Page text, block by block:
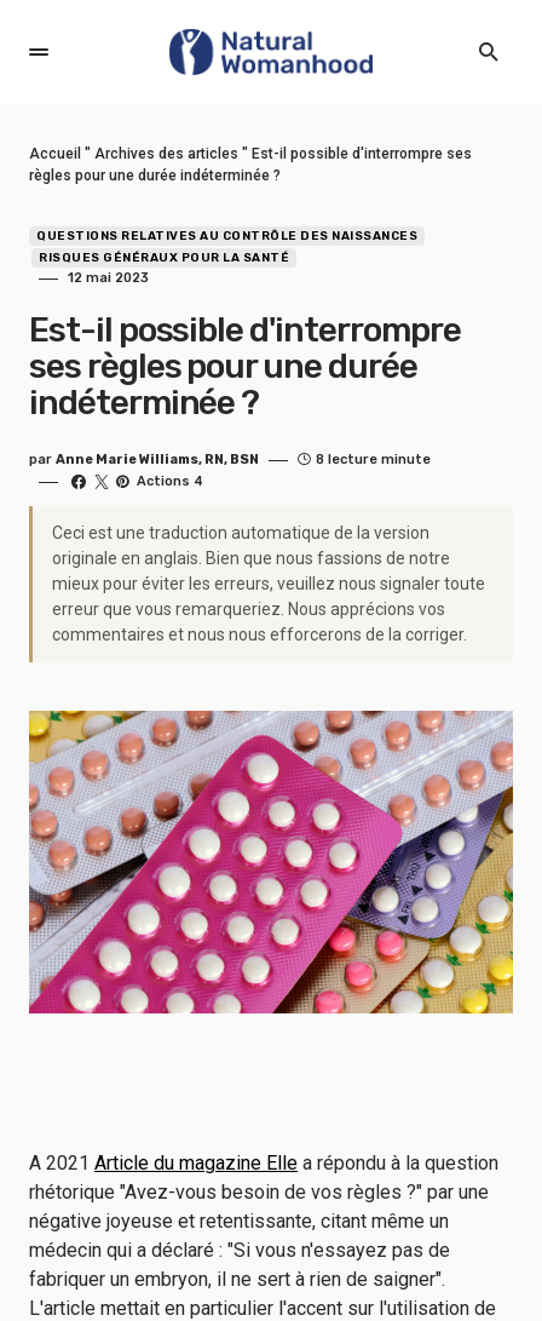
Accueil " Archives des articles " Est-il possible d'interrompre ses
règles pour une durée indéterminée ?
QUESTIONS RELATIVES AU CONTRÔLE DES NAISSANCES
RISQUES GÉNÉRAUX POUR LA SANTÉ
12 mai 2023
Est-il possible d'interrompre
ses règles pour une durée
indéterminée ?
par Anne Marie Williams, RN, BSN
8 lecture minute
Actions 4
Ceci est une traduction automatique de la version
originale en anglais. Bien que nous fassions de notre
mieux pour éviter les erreurs, veuillez nous signaler toute
erreur que vous remarqueriez. Nous apprécions vos
commentaires et nous nous efforcerons de la corriger.
A 2021 Article du magazine Elle a répondu à la question
rhétorique "Avez-vous besoin de vos règles ?" par une
négative joyeuse et retentissante, citant même un
médecin qui a déclaré : "Si vous n'essayez pas de
fabriquer un embryon, il ne sert à rien de saigner".
L'article mettait en particulier l'accent sur l'utilisation de